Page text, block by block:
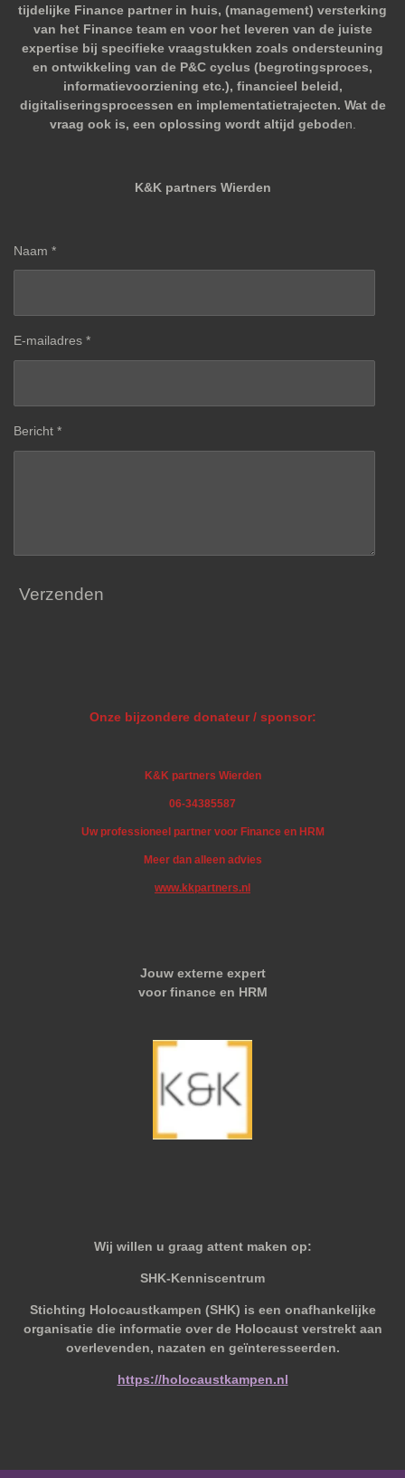
tijdelijke Finance partner in huis, (management) versterking
van het Finance team en voor het leveren van de juiste
expertise bij specifieke vraagstukken zoals ondersteuning
en ontwikkeling van de P&C cyclus (begrotingsproces,
informatievoorziening etc.), financieel beleid,
digitaliseringsprocessen en implementatietrajecten. Wat de
vraag ook is, een oplossing wordt altijd geboden.
K&K partners Wierden
Naam *
E-mailadres *
Bericht *
Verzenden
Onze bijzondere donateur / sponsor:
K&K partners Wierden
06-34385587
Uw professioneel partner voor Finance en HRM
Meer dan alleen advies
www.kkpartners.nl
Jouw externe expert
voor finance en HRM
Wij willen u graag attent maken op:
SHK-Kenniscentrum
Stichting Holocaustkampen (SHK) is een onafhankelijke
organisatie die informatie over de Holocaust verstrekt aan
overlevenden, nazaten en geïnteresseerden.
https://holocaustkampen.nl